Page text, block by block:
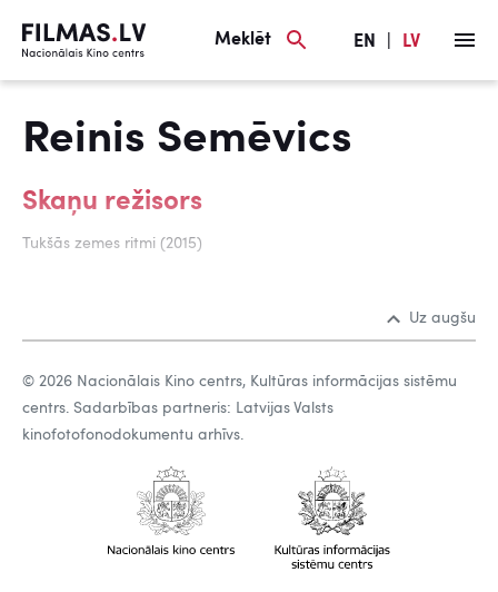
Meklēt EN LV
Reinis Semēvics
Skaņu režisors
Tukšās zemes ritmi (2015)
Uz augšu
© 2026 Nacionālais Kino centrs, Kultūras informācijas sistēmu
centrs. Sadarbības partneris: Latvijas Valsts
kinofotofonodokumentu arhīvs.